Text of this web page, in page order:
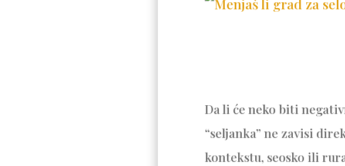
Da li će neko biti
“seljanka” ne zavisi
kontekstu, seosko ili